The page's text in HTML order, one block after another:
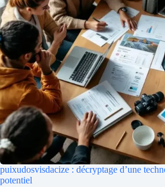
puixudosvisdacize : décryptage d’une
potentiel